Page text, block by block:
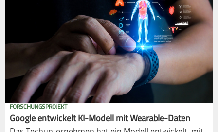
FORSCHUNGSPROJEKT
Google entwickelt KI-Modell mit Wearable-Daten